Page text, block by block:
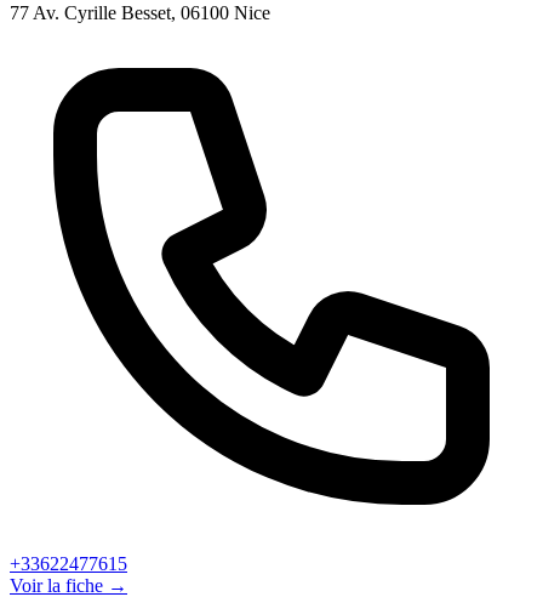
77 Av. Cyrille Besset, 06100 Nice
+33622477615
Voir la fiche →